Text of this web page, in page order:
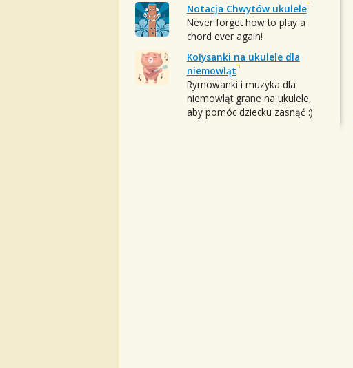
Notacja Chwytów ukulele
Never forget how to play a
chord ever again!
Kołysanki na ukulele dla
niemowląt
Rymowanki i muzyka dla
niemowląt grane na ukulele,
aby pomóc dziecku zasnąć :)